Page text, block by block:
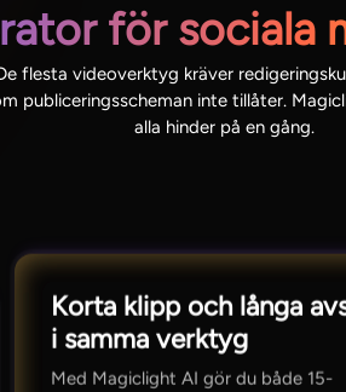
för sociala
flesta videoverktyg kräver
publiceringsscheman inte tillåter.
alla hinder på en gång.
Korta klipp och långa
i samma verktyg
Med Magiclight AI gör du både 15-